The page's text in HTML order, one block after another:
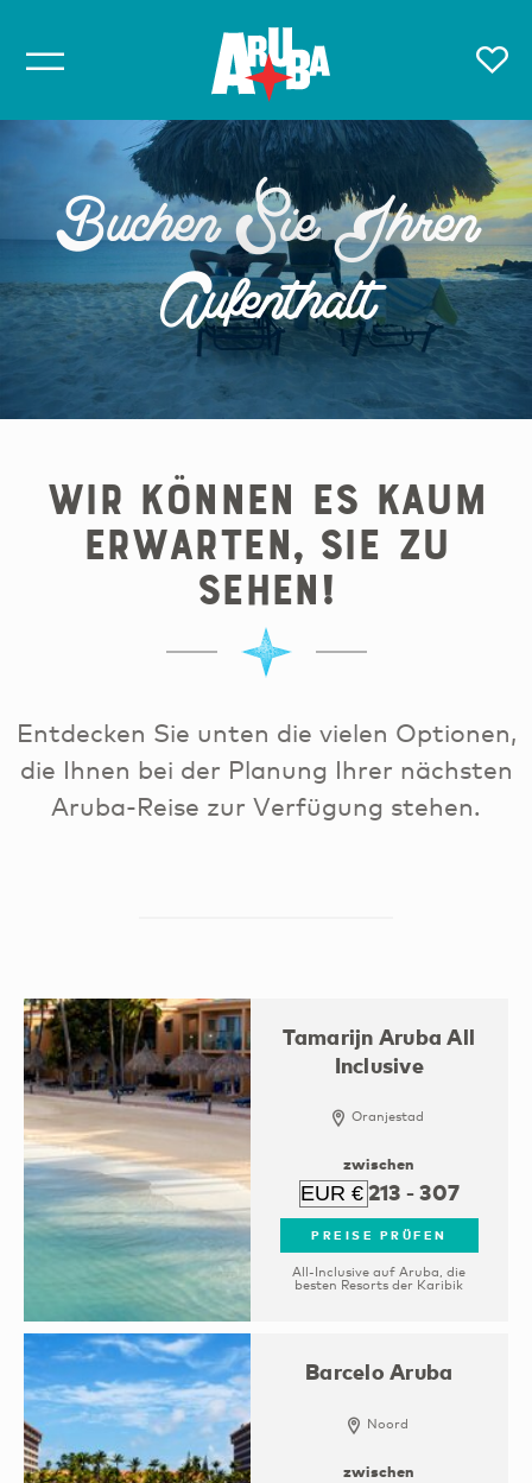
Buchen Sie Ihren
Aufenthalt
Wir können es kaum
erwarten, Sie zu
sehen!
Entdecken Sie unten die vielen Optionen,
die Ihnen bei der Planung Ihrer nächsten
Aruba-Reise zur Verfügung stehen.
Tamarijn Aruba All
Inclusive
Oranjestad
zwischen
213 -307
PREISE PRÜFEN
All-Inclusive auf Aruba, die
besten Resorts der Karibik
Barcelo Aruba
Noord
zwischen